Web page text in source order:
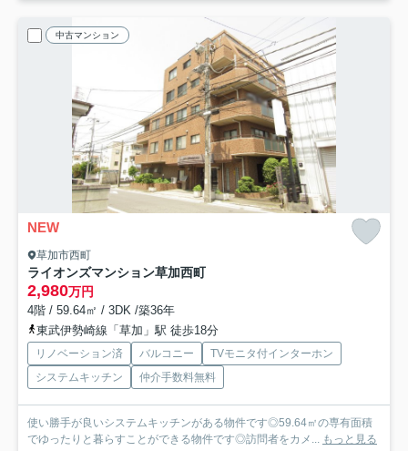
中古マンション
NEW
草加市西町
ライオンズマンション草加西町
2,980万円
4階 / 59.64㎡ / 3DK /築36年
東武伊勢崎線「草加」駅 徒歩18分
リノベーション済 バルコニー
TVモニタ付インターホン
システムキッチン
仲介手数料無料
使い勝手が良いシステムキッチンがある物件です◎59.64㎡の専有面積
でゆったりと暮らすことができる物件です◎訪問者をカメ... もっと見る